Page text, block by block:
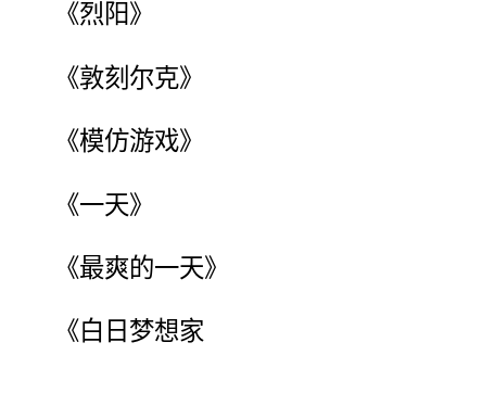
《烈阳》
《敦刻尔克》
《模仿游戏》
《一天》
《最爽的一天》
《白日梦想家